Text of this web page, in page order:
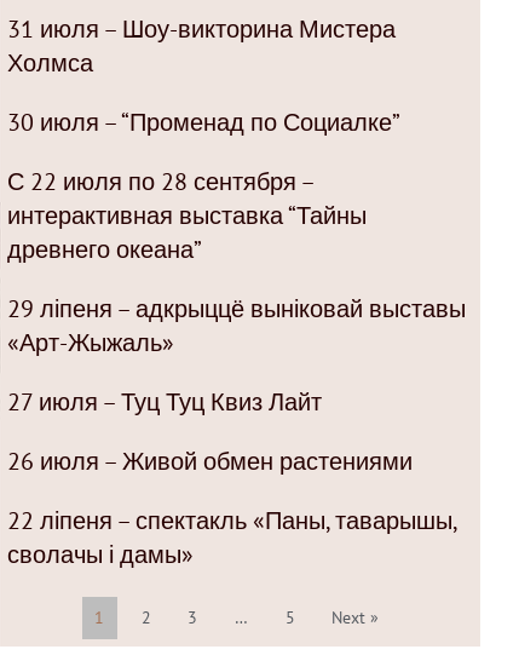
31 июля – Шоу-викторина Мистера
Холмса
30 июля – “Променад по Социалке”
С 22 июля по 28 сентября –
интерактивная выставка “Тайны
древнего океана”
29 ліпеня – адкрыццё выніковай выставы
«Арт-Жыжаль»
27 июля – Туц Туц Квиз Лайт
26 июля – Живой обмен растениями
22 ліпеня – спектакль «Паны, таварышы,
сволачы і дамы»
1 2 3 … 5 Next »